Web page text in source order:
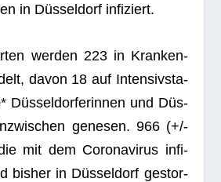
in Düs­sel­dorf infiziert.
wer­den 223 in Kran­ken­
davon 18 auf Inten­siv­sta­
Düs­sel­dor­fe­rin­nen und Düs­
gene­sen. 966 (+/-
mit dem Coro­na­vi­rus infi­
bis­her in Düs­sel­dorf gestor­